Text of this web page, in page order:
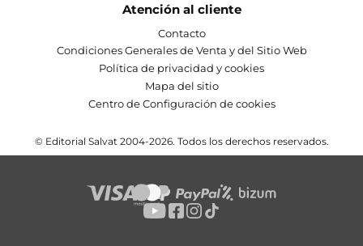
Atención al cliente
Contacto
Condiciones Generales de Venta y del Sitio Web
Política de privacidad y cookies
Mapa del sitio
Centro de Configuración de cookies
© Editorial Salvat 2004-2026. Todos los derechos reservados.